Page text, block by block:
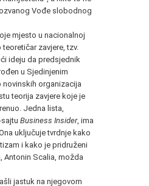
Vođe slobodnog
mjesto u nacionalnoj
zavjere, tzv.
ideju da predsjednik
u Sjedinjenim
novinskih organizacija
teorija zavjere koje je
Jedna lista,
Business Insider, ima
uključuje tvrdnje kako
i kako je pridruženi
Antonin Scalia, možda
jastuk na njegovom